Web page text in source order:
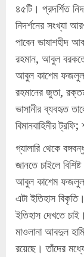
৪৫টি। প্রদর্শিত
নিদর্শনের সংখ্যা
পাবেন ভাষাশহীদ
রহমান, আবুল
আবুল কাশেম ফজলুল
রহমানের জুতা,
ভাসানীর ব্যবহৃত
বিমানবাহিনীর
গ্যালারি থেকে
জানতে চাইলে
আবুল কাশেম ফজলুল
এটা ইতিহাস
ইতিহাস দেখতে
মাওলানা আবদুল
রয়েছে। তাঁদের